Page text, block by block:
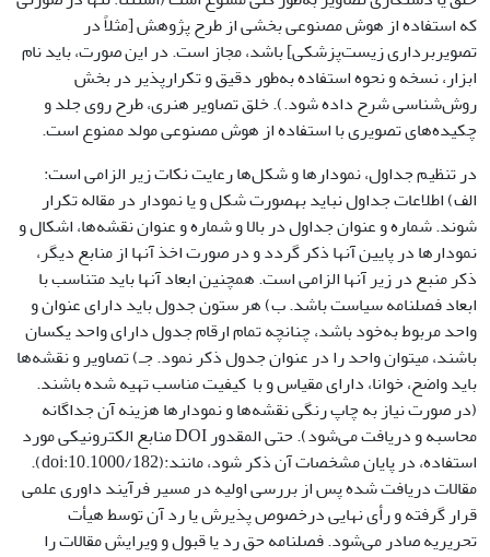
که استفاده از هوش مصنوعی بخشی از طرح پژوهش [مثلاً در
تصویربرداری زیست‌پزشکی] باشد، مجاز است. در این صورت، باید نام
ابزار، نسخه و نحوه استفاده به‌طور دقیق و تکرارپذیر در بخش
روش‌شناسی شرح داده شود.). خلق تصاویر هنری، طرح روی جلد و
چکیده‌های تصویری با استفاده از هوش مصنوعی مولد ممنوع است.
در تنظیم جداول، نمودارها و شکل‌ها رعایت نکات زیر الزامی است:
الف­) اطلاعات جداول نباید به­صورت شکل و یا نمودار در مقاله ­تکرار
شوند. شماره و عنوان جداول در بالا و شماره و عنوان نقشه‌ها، اشکال و
نمودارها در پایین آنها ذکر گردد و در صورت اخذ آنها از منابع دیگر،
ذکر منبع در زیر آنها الزامی است. همچنین ابعاد آنها باید متناسب با
ابعاد فصلنامه سیاست باشد. ب) هر ستون جدول باید دارای عنوان و
واحد مربوط به‌خود باشد، چنانچه تمام ارقام جدول دارای واحد یکسان
باشند، می‎توان واحد را در عنوان جدول ذکر نمود. جـ) تصاویر و نقشه‌ها
باید واضح، خوانا، دارای مقیاس و با کیفیت مناسب تهیه شده باشند.
(در صورت نیاز به چاپ رنگی نقشه‌ها و نمودارها هزینه آن جداگانه
محاسبه و دریافت می‌شود). حتی المقدور DOI منابع الکترونیکی مورد
استفاده، در پایان مشخصات آن ذکر شود، مانند:(doi:10.1000/182).
مقالات دریافت ‌شده پس از بررسی اولیه در مسیر فرآیند داوری علمی
قرار گرفته و رأی نهایی درخصوص پذیرش یا رد آن توسط هیأت
تحریریه صادر می‌شود. فصلنامه حق رد یا قبول و ویرایش مقالات را